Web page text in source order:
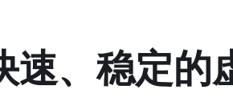
速、稳定的